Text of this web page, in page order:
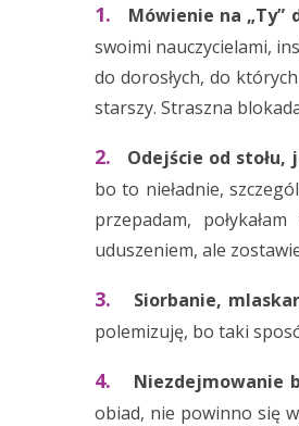
1. Mówienie na „Ty”
swoimi nauczycielami,
do dorosłych, do
starszy. Straszna
2. Odejście od stołu,
bo to nieładnie,
przepadam,
uduszeniem, ale
3. Siorbanie,
polemizuję, bo taki
4. Niezdejmowanie
obiad, nie powinno się